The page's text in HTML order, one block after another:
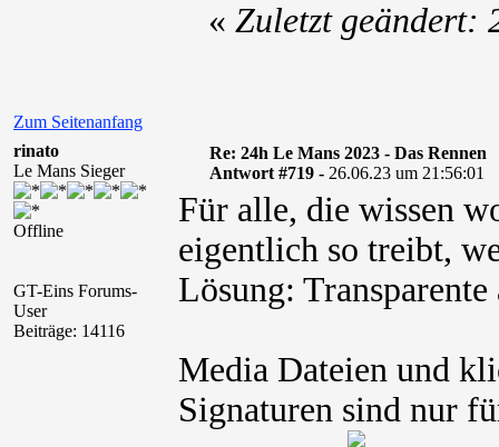
Zum Seitenanfang
« Zuletzt geändert:
rinato
Le Mans Sieger
Offline
GT-Eins Forums-
User
Beiträge: 14116
Re: 24h Le Mans 2023 - Das Rennen
Antwort #719 - 26.06.23 um 21:56:01
Für alle, die wissen
eigentlich so treibt,
Lösung: Transparente
Media Dateien und
Signaturen sind nur